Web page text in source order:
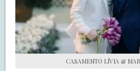
FALE COM O SAY I DO
CASAMENTO LÍVIA &